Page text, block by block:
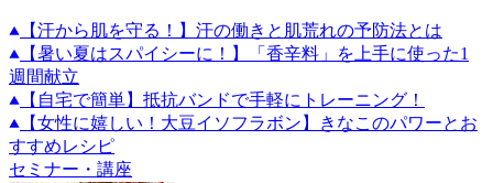
【汗から肌を守る！】汗の働きと肌荒れの予防法とは
【暑い夏はスパイシーに！】「香辛料」を上手に使った1
週間献立
【自宅で簡単】抵抗バンドで手軽にトレーニング！
【女性に嬉しい！大豆イソフラボン】きなこのパワーとお
すすめレシピ
セミナー・講座